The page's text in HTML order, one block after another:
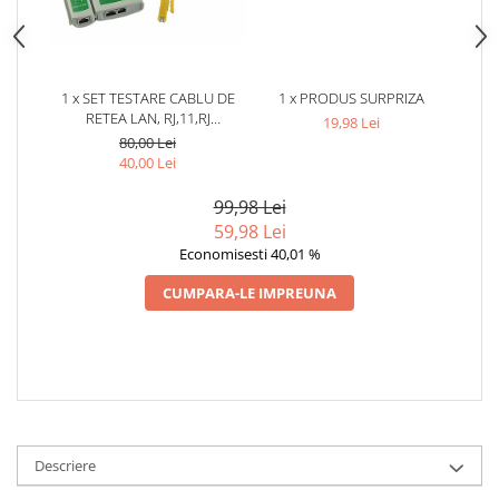
1 x SET TESTARE CABLU DE
RETEA LAN, RJ,11,RJ
45,INCLUDE TESTER,CLESTE
DE SERTIZARE SI CUTIT
80,00 Lei
40,00 Lei
1 x PRODUS SURPRIZA
19,98 Lei
99,98 Lei
59,98 Lei
Economisesti 40,01 %
CUMPARA-LE IMPREUNA
Descriere